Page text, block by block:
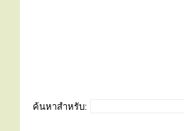
ค้นหาสำหรับ: